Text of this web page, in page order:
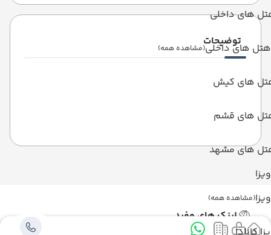
های داخلی
هتل های داخلی(مشاهده همه)
های کیش
های قشم
های مشهد
ویزا
ویزا(مشاهده همه)
توضیحات
لینک های مفید